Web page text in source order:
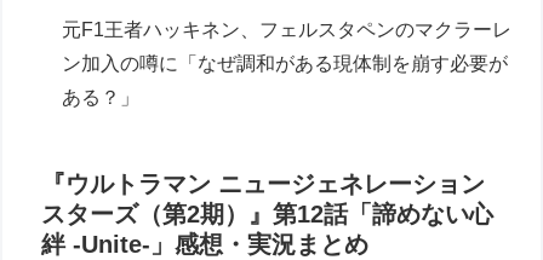
元F1王者ハッキネン、フェルスタペンのマクラーレ
ン加入の噂に「なぜ調和がある現体制を崩す必要が
ある？」
『ウルトラマン ニュージェネレーション
スターズ（第2期）』第12話「諦めない心
絆 -Unite-」感想・実況まとめ